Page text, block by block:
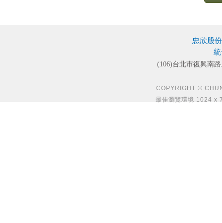
忠欣股
(106)台北市復興南
COPYRIGHT ©
最佳瀏覽環境 1024 x